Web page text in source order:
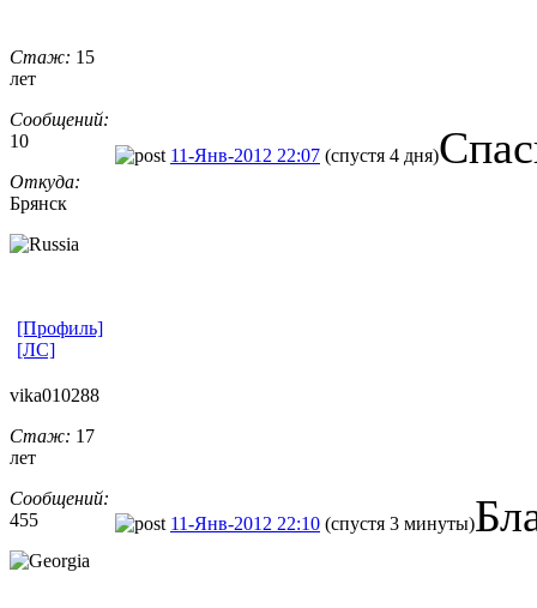
Стаж: 15
лет
Сообщений:
10
Откуда:
Брянск
11-Янв-2012 22:07 (спустя 4 дня)
[Профиль]
[ЛС]
vika010288
Стаж: 17
лет
Сообщений:
455
11-Янв-2012 22:10 (спустя 3 минуты)